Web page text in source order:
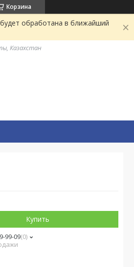
Корзина
обработана в ближайший
Казахстан
Купить
99-09 0